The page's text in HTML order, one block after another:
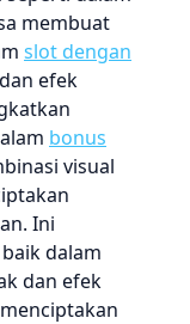
membuat
slot dengan
efek
bonus
visual
Ini
dalam
dan efek